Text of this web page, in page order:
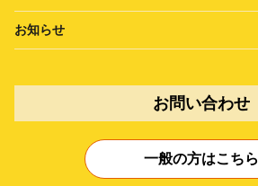
お知らせ
お問い合わせ
一般の方はこちら